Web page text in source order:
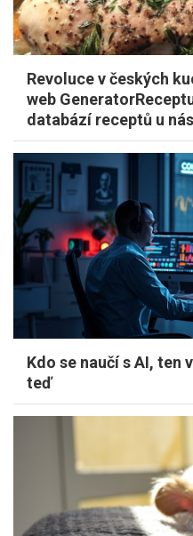
Revoluce v českých
web
databází receptů u nás
Kdo se naučí s AI, ten
teď